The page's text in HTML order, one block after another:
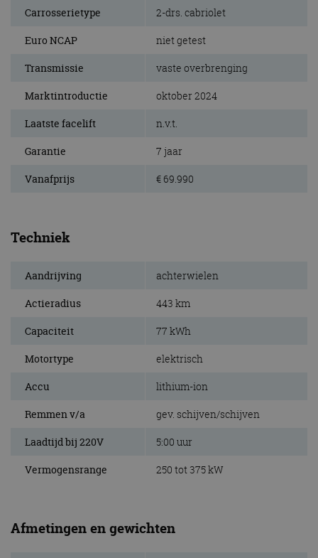
Carrosserietype 2-drs. cabriolet
Euro NCAP niet getest
Transmissie vaste overbrenging
Marktintroductie oktober 2024
Laatste facelift n.v.t.
Garantie 7 jaar
Vanafprijs € 69.990
Techniek
Aandrijving achterwielen
Actieradius 443 km
Capaciteit 77 kWh
Motortype elektrisch
Accu lithium-ion
Remmen v/a gev. schijven/schijven
Laadtijd bij 220V 5:00 uur
Vermogensrange 250 tot 375 kW
Afmetingen en gewichten